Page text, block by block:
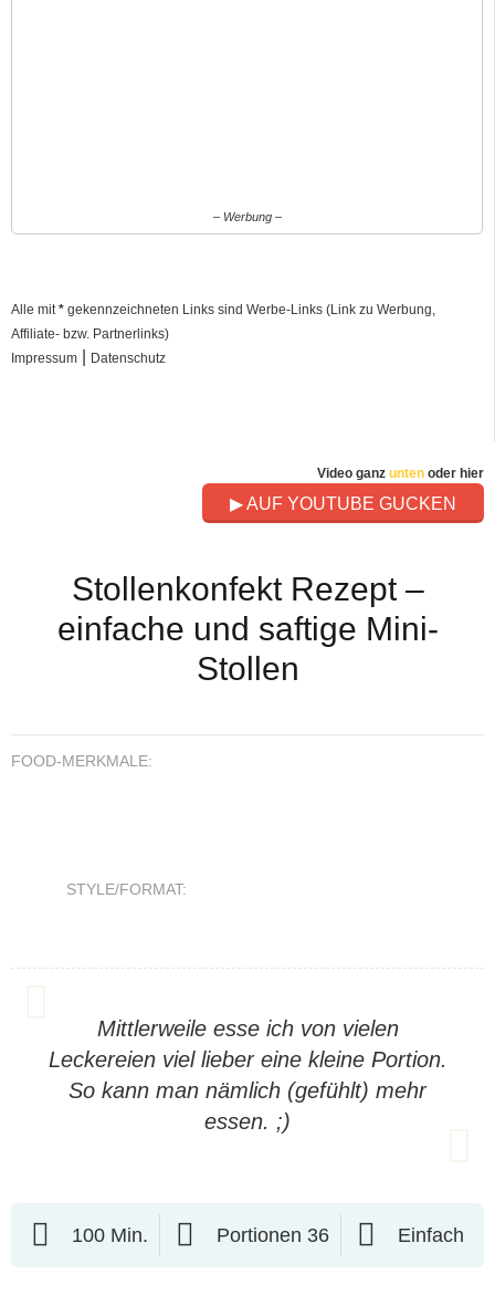
– Werbung –
Alle mit* gekennzeichneten Links sind Werbe-Links (Link zu Werbung,
Affiliate- bzw. Partnerlinks)
Impressum
Datenschutz
Video ganz unten oder hier
▶ AUF YOUTUBE GUCKEN
Stollenkonfekt Rezept –
einfache und saftige Mini-
Stollen
FOOD-MERKMALE:
STYLE/FORMAT:
Mittlerweile esse ich von vielen
Leckereien viel lieber eine kleine Portion.
So kann man nämlich (gefühlt) mehr
essen. ;)
100 Min. Portionen 36 Einfach